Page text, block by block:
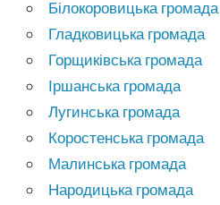
Білокоровицька громада
Гладковицька громада
Горщиківська громада
Іршанська громада
Лугинська громада
Коростенська громада
Малинська громада
Народицька громада